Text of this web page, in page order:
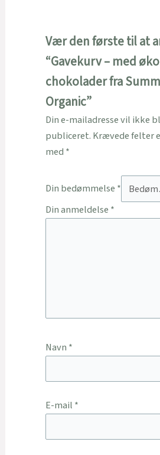
Vær den første til at
“Gavekurv – med
chokolader fra
Organic”
Din e-mailadresse vil ikke
publiceret. Krævede felter
med *
Din bedømmelse *
Din anmeldelse *
Navn *
E-mail *